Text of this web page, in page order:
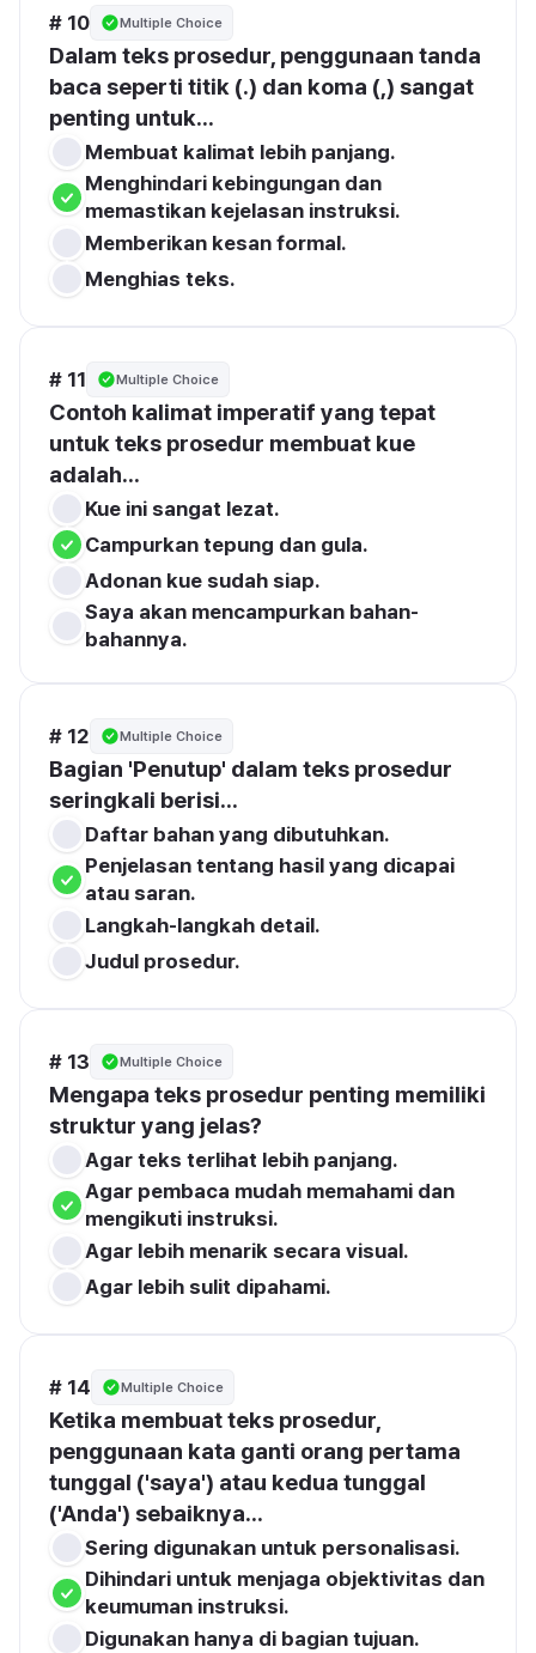
# 10 Multiple Choice
Dalam teks prosedur, penggunaan tanda
baca seperti titik (.) dan koma (,) sangat
penting untuk...
Membuat kalimat lebih panjang.
Menghindari kebingungan dan
memastikan kejelasan instruksi.
Memberikan kesan formal.
Menghias teks.
# 11 Multiple Choice
Contoh kalimat imperatif yang tepat
untuk teks prosedur membuat kue
adalah...
Kue ini sangat lezat.
Campurkan tepung dan gula.
Adonan kue sudah siap.
Saya akan mencampurkan bahan-
bahannya.
# 12 Multiple Choice
Bagian 'Penutup' dalam teks prosedur
seringkali berisi...
Daftar bahan yang dibutuhkan.
Penjelasan tentang hasil yang dicapai
atau saran.
Langkah-langkah detail.
Judul prosedur.
# 13 Multiple Choice
Mengapa teks prosedur penting memiliki
struktur yang jelas?
Agar teks terlihat lebih panjang.
Agar pembaca mudah memahami dan
mengikuti instruksi.
Agar lebih menarik secara visual.
Agar lebih sulit dipahami.
# 14 Multiple Choice
Ketika membuat teks prosedur,
penggunaan kata ganti orang pertama
tunggal ('saya') atau kedua tunggal
('Anda') sebaiknya...
Sering digunakan untuk personalisasi.
Dihindari untuk menjaga objektivitas dan
keumuman instruksi.
Digunakan hanya di bagian tujuan.